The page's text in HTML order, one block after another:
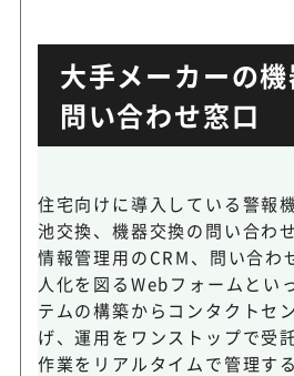
大手メーカーの
問い合わせ窓口
住宅向けに導入している警報
池交換、機器交換の問い合わ
情報管理用のCRM、問い合わ
人化を図るWebフォームとい
テムの構築からコンタクトセ
げ、運用をワンストップで受
作業をリアルタイムで管理す